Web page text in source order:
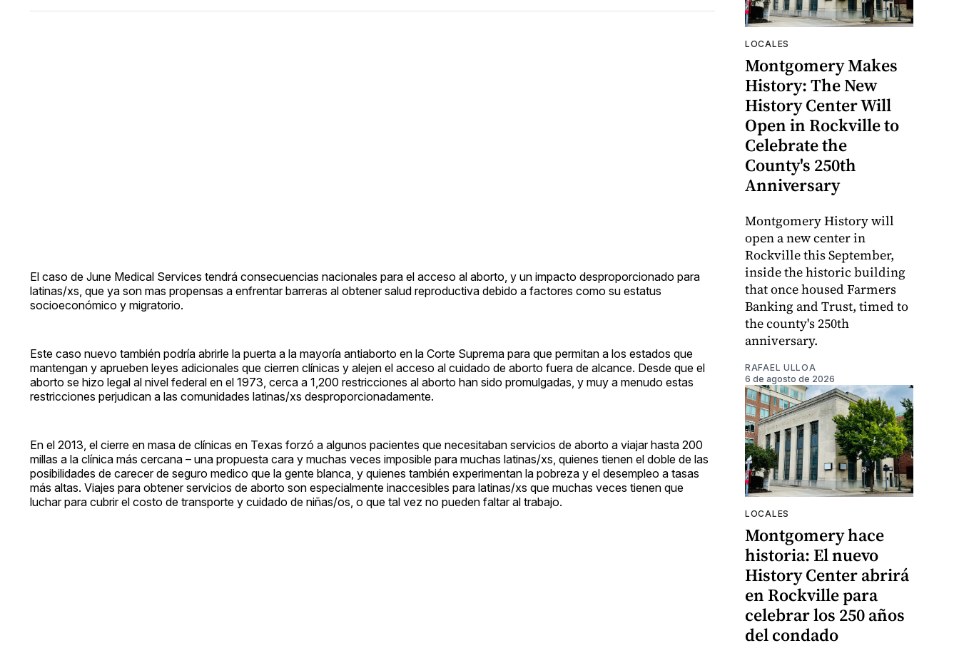
El caso de June Medical Services tendrá consecuencias nacionales para el acceso al aborto, y un impacto desproporcionado para
latinas/xs, que ya son mas propensas a enfrentar barreras al obtener salud reproductiva debido a factores como su estatus
socioeconómico y migratorio.
Este caso nuevo también podría abrirle la puerta a la mayoría antiaborto en la Corte Suprema para que permitan a los estados que
mantengan y aprueben leyes adicionales que cierren clínicas y alejen el acceso al cuidado de aborto fuera de alcance. Desde que el
aborto se hizo legal al nivel federal en el 1973, cerca a 1,200 restricciones al aborto han sido promulgadas, y muy a menudo estas
restricciones perjudican a las comunidades latinas/xs desproporcionadamente.
En el 2013, el cierre en masa de clínicas en Texas forzó a algunos pacientes que necesitaban servicios de aborto a viajar hasta 200
millas a la clínica más cercana – una propuesta cara y muchas veces imposible para muchas latinas/xs, quienes tienen el doble de las
posibilidades de carecer de seguro medico que la gente blanca, y quienes también experimentan la pobreza y el desempleo a tasas
más altas. Viajes para obtener servicios de aborto son especialmente inaccesibles para latinas/xs que muchas veces tienen que
luchar para cubrir el costo de transporte y cuidado de niñas/os, o que tal vez no pueden faltar al trabajo.
LOCALES
Montgomery Makes
History: The New
History Center Will
Open in Rockville to
Celebrate the
County's 250th
Anniversary
Montgomery History will
open a new center in
Rockville this September,
inside the historic building
that once housed Farmers
Banking and Trust, timed to
the county's 250th
anniversary.
RAFAEL ULLOA
6 de agosto de 2026
LOCALES
Montgomery hace
historia: El nuevo
History Center abrirá
en Rockville para
celebrar los 250 años
del condado